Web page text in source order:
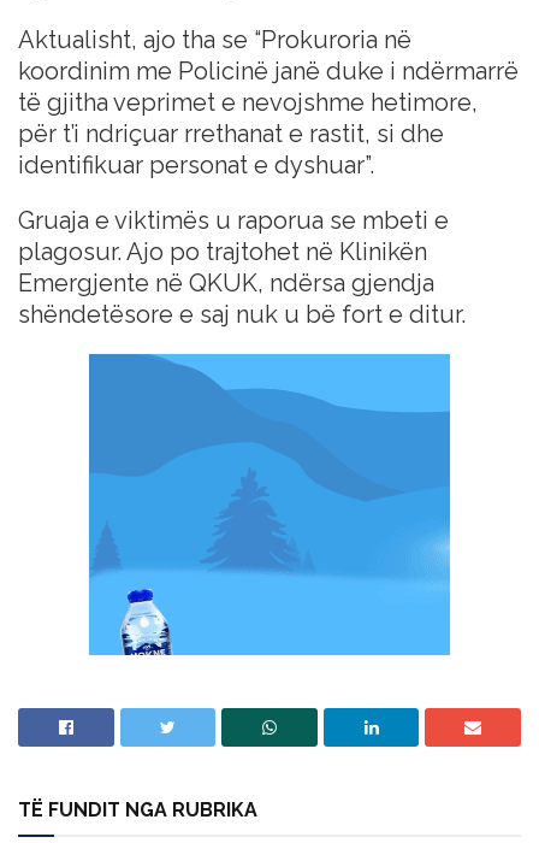
Aktualisht, ajo tha se “Prokuroria në
koordinim me Policinë janë duke i ndërmarrë
të gjitha veprimet e nevojshme hetimore,
për t’i ndriçuar rrethanat e rastit, si dhe
identifikuar personat e dyshuar”.
Gruaja e viktimës u raporua se mbeti e
plagosur. Ajo po trajtohet në Klinikën
Emergjente në QKUK, ndërsa gjendja
shëndetësore e saj nuk u bë fort e ditur.
TË FUNDIT NGA RUBRIKA